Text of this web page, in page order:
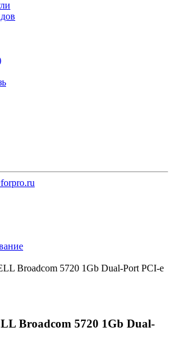
Broadcom 5720 1Gb Dual-Port PCI-e
Broadcom 5720 1Gb Dual-